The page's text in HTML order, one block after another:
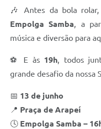
Enquete
SIC
🎶 Antes da bola
Empolga Samba, a
música e diversão para
⚽ E às 19h, todos
grande desafio da nossa
📅 13 de junho
📍 Praça de Arapeí
🕓 Empolga Samba –